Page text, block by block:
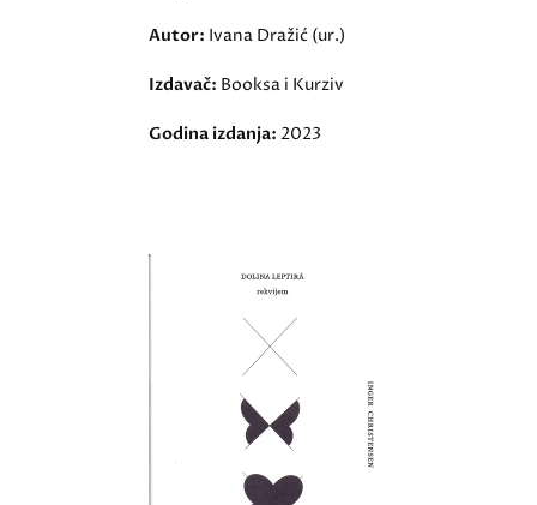
Autor: Ivana Dražić (ur.)
Izdavač: Booksa i Kurziv
Godina izdanja: 2023